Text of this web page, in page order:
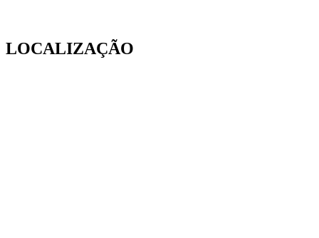
LOCALIZAÇÃO